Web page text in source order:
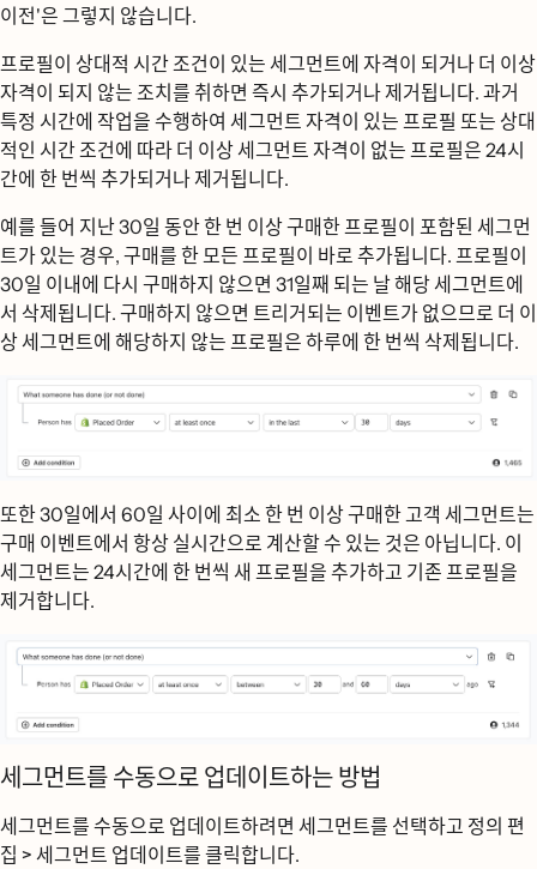
이전'은 그렇지 않습니다.
프로필이 상대적 시간 조건이 있는 세그먼트에 자격이 되거나 더 이상
자격이 되지 않는 조치를 취하면 즉시 추가되거나 제거됩니다. 과거
특정 시간에 작업을 수행하여 세그먼트 자격이 있는 프로필 또는 상대
적인 시간 조건에 따라 더 이상 세그먼트 자격이 없는 프로필은 24시
간에 한 번씩 추가되거나 제거됩니다.
예를 들어 지난 30일 동안 한 번 이상 구매한 프로필이 포함된 세그먼
트가 있는 경우, 구매를 한 모든 프로필이 바로 추가됩니다. 프로필이
30일 이내에 다시 구매하지 않으면 31일째 되는 날 해당 세그먼트에
서 삭제됩니다. 구매하지 않으면 트리거되는 이벤트가 없으므로 더 이
상 세그먼트에 해당하지 않는 프로필은 하루에 한 번씩 삭제됩니다.
또한 30일에서 60일 사이에 최소 한 번 이상 구매한 고객 세그먼트는
구매 이벤트에서 항상 실시간으로 계산할 수 있는 것은 아닙니다. 이
세그먼트는 24시간에 한 번씩 새 프로필을 추가하고 기존 프로필을
제거합니다.
세그먼트를 수동으로 업데이트하는 방법
세그먼트를 수동으로 업데이트하려면 세그먼트를 선택하고 정의 편
집 > 세그먼트 업데이트를 클릭합니다.